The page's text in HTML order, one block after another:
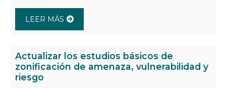
LEER MÁS
Actualizar los estudios básicos de
zonificación de amenaza, vulnerabilidad y
riesgo